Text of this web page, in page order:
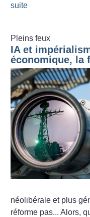
suite
Pleins feux
IA et
économique, la
néolibérale et plus
réforme pas... Alors,